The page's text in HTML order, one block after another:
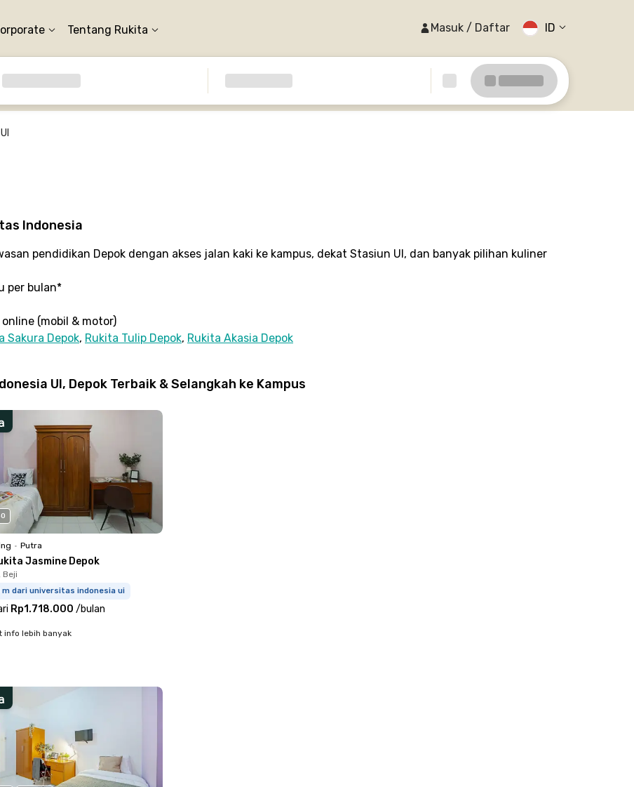
Tentang Rukita Masuk / Daftar ID
Indonesia
pendidikan Depok dengan akses jalan kaki ke kampus, dekat Stasiun UI, dan banyak pilihan kuliner
per bulan*
(mobil & motor)
Sakura Depok, Rukita Tulip Depok, Rukita Akasia Depok
UI, Depok Terbaik & Selangkah ke Kampus
• Putra
Jasmine Depok
Beji
m dari universitas indonesia ui
Rp1.718.000 /bulan
info lebih banyak